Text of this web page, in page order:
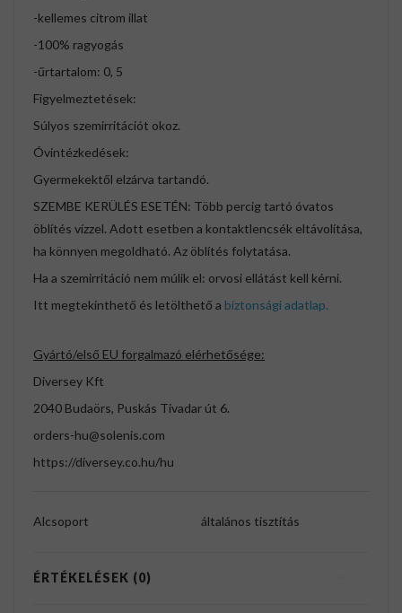
-kellemes citrom illat
-100% ragyogás
-űrtartalom: 0, 5
Figyelmeztetések:
Súlyos szemirritációt okoz.
Óvintézkedések:
Gyermekektől elzárva tartandó.
SZEMBE KERÜLÉS ESETÉN: Több percig tartó óvatos
öblítés vízzel. Adott esetben a kontaktlencsék eltávolítása,
ha könnyen megoldható. Az öblítés folytatása.
Ha a szemirritáció nem múlik el: orvosi ellátást kell kérni.
Itt megtekinthető és letölthető a biztonsági adatlap.
Gyártó/első EU forgalmazó elérhetősége:
Diversey Kft
2040 Budaörs, Puskás Tivadar út 6.
orders-hu@solenis.com
https://diversey.co.hu/hu
Alcsoport általános tisztítás
ÉRTÉKELÉSEK (0)